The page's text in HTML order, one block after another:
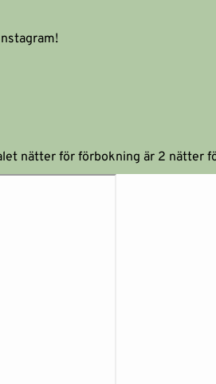
nätter för förbokning är 2 nätter